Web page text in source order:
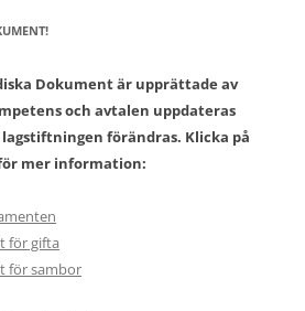
Dokument är upprättade av
och avtalen uppdateras
förändras. Klicka på
mer information:
för gifta
för sambor